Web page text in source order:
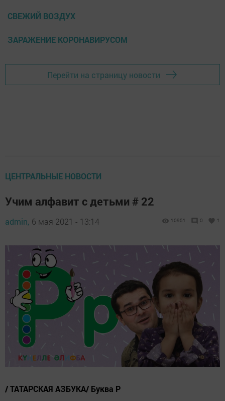
СВЕЖИЙ ВОЗДУХ
ЗАРАЖЕНИЕ КОРОНАВИРУСОМ
Перейти на страницу новости
ЦЕНТРАЛЬНЫЕ НОВОСТИ
Учим алфавит с детьми # 22
admin, 6 мая 2021 - 13:14 10951 0 1
/ ТАТАРСКАЯ АЗБУКА/ Буква Р